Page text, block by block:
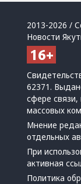
2013-2026 /
Новости
62371.
сфере
массовых
Мнение
отдельных
При
активная
Политика